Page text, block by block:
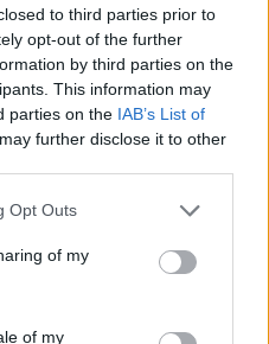
to third parties prior to
opt-out of the further
by third parties on the
This information may
parties on the IAB’s List of
further disclose it to other
Opt Outs
of my
of my
ζαχαροπλαστικής
(Β2Β)